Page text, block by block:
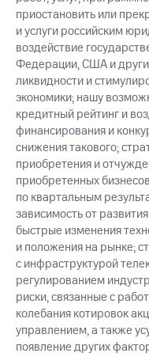
приостановить или
и услуги российским
воздействие
Федерации, США и
ликвидности и
экономики; нашу
кредитный рейтинг и
финансирования и
снижения такового;
приобретения и
приобретенных
по квартальным
зависимость от
быстрые изменения
и положения на рынке;
с инфраструктурой
регулированием
риски, связанные с
колебания котировок
управлением, а также
появление других